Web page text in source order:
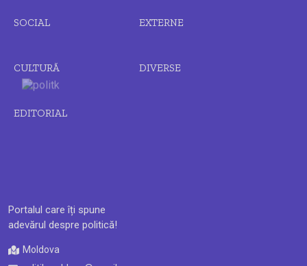
Portalul care îți spune
adevărul despre politică!
Moldova
SOCIAL EXTERNE
CULTURĂ DIVERSE
EDITORIAL